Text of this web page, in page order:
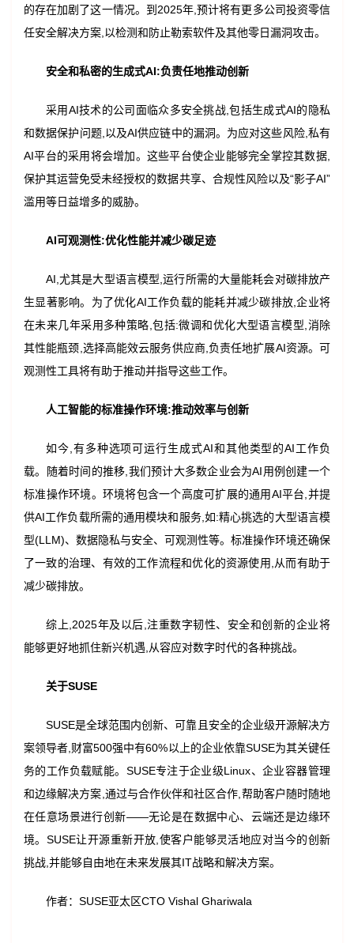
的存在加剧了这一情况。到2025年,预计将有更多公司投资零信
任安全解决方案,以检测和防止勒索软件及其他零日漏洞攻击。
安全和私密的生成式AI:负责任地推动创新
采用AI技术的公司面临众多安全挑战,包括生成式AI的隐私
和数据保护问题,以及AI供应链中的漏洞。为应对这些风险,私有
AI平台的采用将会增加。这些平台使企业能够完全掌控其数据,
保护其运营免受未经授权的数据共享、合规性风险以及“影子AI”
滥用等日益增多的威胁。
AI可观测性:优化性能并减少碳足迹
AI,尤其是大型语言模型,运行所需的大量能耗会对碳排放产
生显著影响。为了优化AI工作负载的能耗并减少碳排放,企业将
在未来几年采用多种策略,包括:微调和优化大型语言模型,消除
其性能瓶颈,选择高能效云服务供应商,负责任地扩展AI资源。可
观测性工具将有助于推动并指导这些工作。
人工智能的标准操作环境:推动效率与创新
如今,有多种选项可运行生成式AI和其他类型的AI工作负
载。随着时间的推移,我们预计大多数企业会为AI用例创建一个
标准操作环境。环境将包含一个高度可扩展的通用AI平台,并提
供AI工作负载所需的通用模块和服务,如:精心挑选的大型语言模
型(LLM)、数据隐私与安全、可观测性等。标准操作环境还确保
了一致的治理、有效的工作流程和优化的资源使用,从而有助于
减少碳排放。
综上,2025年及以后,注重数字韧性、安全和创新的企业将
能够更好地抓住新兴机遇,从容应对数字时代的各种挑战。
关于SUSE
SUSE是全球范围内创新、可靠且安全的企业级开源解决方
案领导者,财富500强中有60%以上的企业依靠SUSE为其关键任
务的工作负载赋能。SUSE专注于企业级Linux、企业容器管理
和边缘解决方案,通过与合作伙伴和社区合作,帮助客户随时随地
在任意场景进行创新——无论是在数据中心、云端还是边缘环
境。SUSE让开源重新开放,使客户能够灵活地应对当今的创新
挑战,并能够自由地在未来发展其IT战略和解决方案。
作者： SUSE亚太区CTO Vishal Ghariwala